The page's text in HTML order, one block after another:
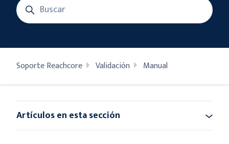
Búsqueda
Soporte Reachcore Validación Manual
Artículos en esta sección